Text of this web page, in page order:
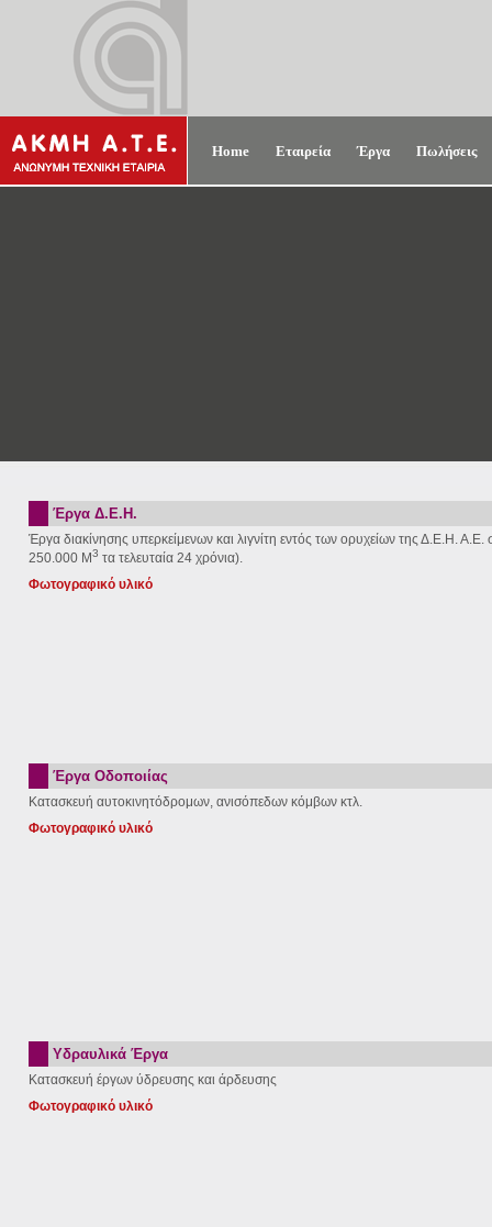
Home Εταιρεία Έργα Πωλήσεις
Έργα Δ.Ε.Η.
Έργα διακίνησης υπερκείμενων και λιγνίτη εντός των ορυχείων της Δ.Ε.Η.
250.000 Μ3 τα τελευταία 24 χρόνια).
Φωτογραφικό υλικό
Έργα Οδοποιίας
Κατασκευή αυτοκινητόδρομων, ανισόπεδων κόμβων κτλ.
Φωτογραφικό υλικό
Υδραυλικά Έργα
Κατασκευή έργων ύδρευσης και άρδευσης
Φωτογραφικό υλικό